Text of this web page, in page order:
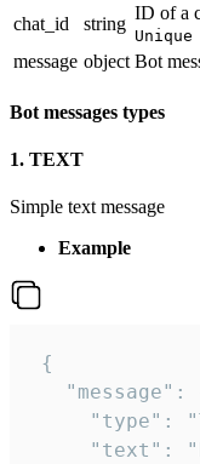
chat_id string
ID of a
message object Bot
Bot messages types
1. TEXT
Simple text message
Example
{
"message":
"type":
"text":